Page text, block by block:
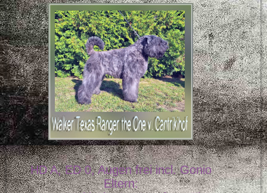
HD A, ED 0, Augen frei incl. Gonio
Eltern: